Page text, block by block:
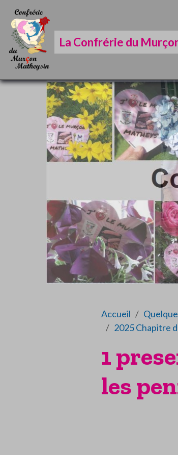
La Confrérie du
Accueil
2025 Chapitre
1
les